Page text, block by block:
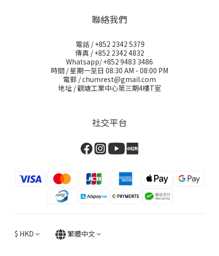
聯絡我們
電話 / +852 2342 5379
傳真 / +852 2342 4832
Whatsapp/ +852 9483 3486
時間 / 星期一至日 08:30 AM - 08:00 PM
電郵 / chumrest@gmail.com
地址 / 觀塘工業中心第三期4樓T室
社交平台
$ HKD 繁體中文